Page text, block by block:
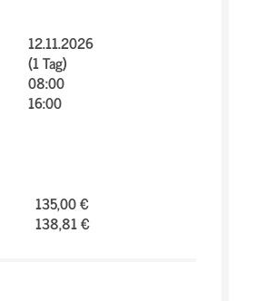
12.11.2026
(1 Tag)
08:00
16:00
135,00 €
138,81 €